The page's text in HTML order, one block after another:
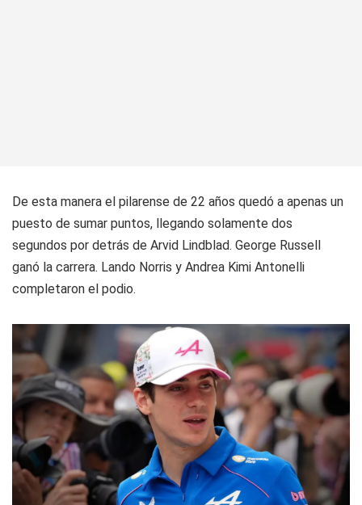
De esta manera el pilarense de 22 años quedó a apenas un
puesto de sumar puntos, llegando solamente dos
segundos por detrás de Arvid Lindblad. George Russell
ganó la carrera. Lando Norris y Andrea Kimi Antonelli
completaron el podio.